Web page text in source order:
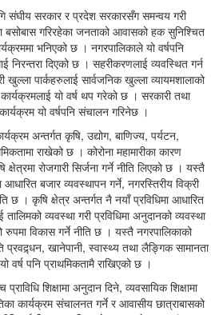
संघीय सरकार र प्रदेश सरकारसँग समन्वय गरी
बसोबास गरिरहेका जनताको आवासको हक सुनिश्चित
भनिएको छ । नगरपालिकाले यो वर्षपनि
निरन्तरा दिएको छ । सहरीकरणलाई व्यवस्थित गर्न
खुल्ला पार्कहरुलाई सार्वजनिक खुल्ला व्यायमशालाको
यो वर्ष थप गरेको छ । सरकारी तथा
यो वर्षपनि संचालन गरिनेछ ।
अन्तर्गत कृषि, उद्योग, बाणिज्य, पर्यटन,
राखेको छ । कोरोना महामारीका कारण
रोजगारी सिर्जना गर्ने नीति लिएको छ । यस्तै
आधारित बजार व्यवस्थापन गर्ने, नगरस्तिरीय विक्री
छ । कृषि क्षेत्र अन्तर्गत नै नयाँ प्रविधिमा आधारित
व्यवस्था गरी प्रविधिमा अनुदानको व्यवस्था
विकास गर्ने नीति छ । यस्तै नगरपालिकाको
खानेपानी, स्वास्थ्य तथा लैङ्गिक सामानता
वर्ष पनि प्राथमिकतामै राखिएको छ ।
शिक्षामा अनुदान दिने, व्यवसायिक शिक्षामा
कार्यक्रम संचालनत गर्ने र आवासीय छात्राबासको